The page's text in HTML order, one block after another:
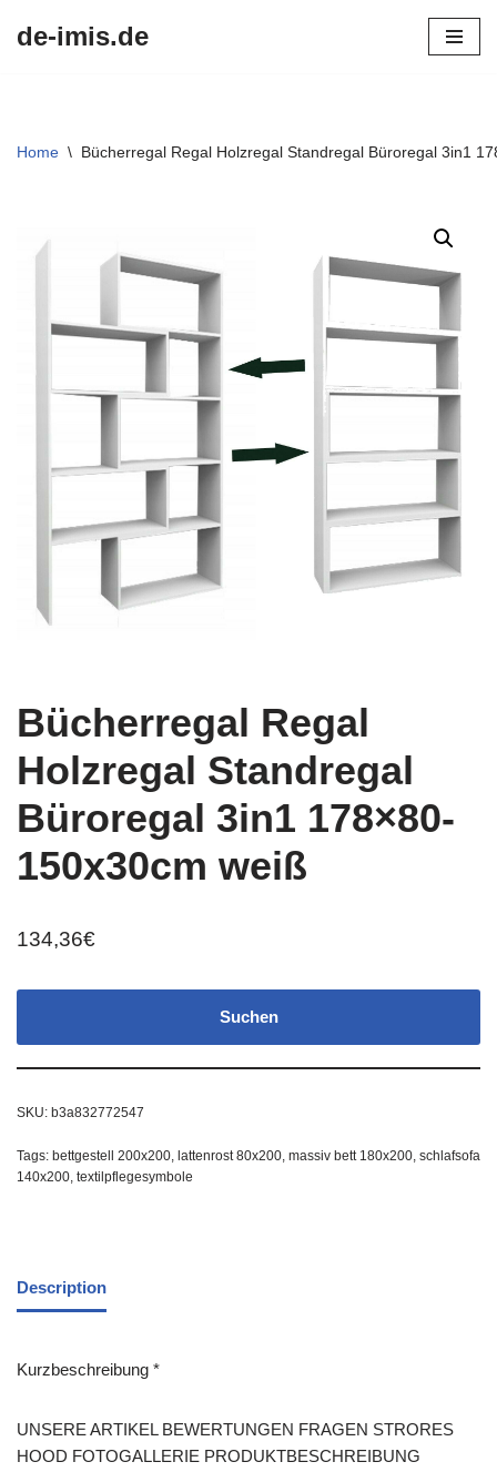
de-imis.de
Home \ Bücherregal Regal Holzregal Standregal Büroregal 3in1
Bücherregal Regal
Holzregal Standregal
Büroregal 3in1 178×80-
150x30cm weiß
134,36€
Suchen
SKU: b3a832772547
Tags: bettgestell 200x200, lattenrost 80x200, massiv bett 180x200, schlafsofa
140x200, textilpflegesymbole
Description
Kurzbeschreibung *
UNSERE ARTIKEL BEWERTUNGEN FRAGEN STRORES
HOOD FOTOGALLERIE PRODUKTBESCHREIBUNG